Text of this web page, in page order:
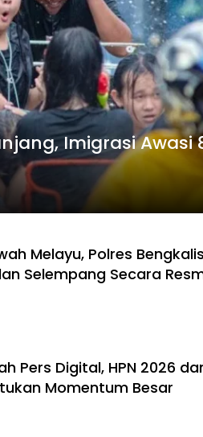
Imigrasi Awasi
Melayu, Polres Bengkalis
Selempang Secara
Pers Digital, HPN 2026
Momentum Besar